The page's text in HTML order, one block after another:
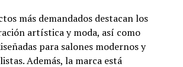
más demandados destacan los
artística y moda, así como
para salones modernos y
Además, la marca está